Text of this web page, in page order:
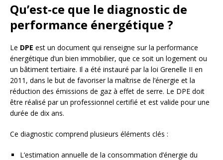
Qu’est-ce que le diagnostic de
performance énergétique ?
Le DPE est un document qui renseigne sur la performance
énergétique d’un bien immobilier, que ce soit un logement ou
un bâtiment tertiaire. Il a été instauré par la loi Grenelle II en
2011, dans le but de favoriser la maîtrise de l’énergie et la
réduction des émissions de gaz à effet de serre. Le DPE doit
être réalisé par un professionnel certifié et est valide pour une
durée de dix ans.
Ce diagnostic comprend plusieurs éléments clés :
L’estimation annuelle de la consommation d’énergie du